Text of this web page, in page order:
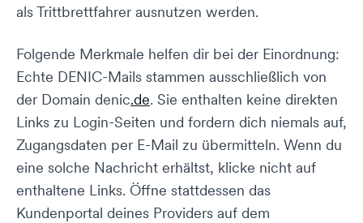
als Trittbrettfahrer ausnutzen werden.
Folgende Merkmale helfen dir bei der Einordnung:
Echte DENIC-Mails stammen ausschließlich von
der Domain denic.de. Sie enthalten keine direkten
Links zu Login-Seiten und fordern dich niemals auf,
Zugangsdaten per E-Mail zu übermitteln. Wenn du
eine solche Nachricht erhältst, klicke nicht auf
enthaltene Links. Öffne stattdessen das
Kundenportal deines Providers auf dem